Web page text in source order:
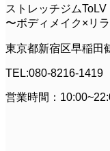
ストレッチジムToLV
〜ボディメイク×リ
東京都新宿区早稲田
TEL:080-8216-1419
営業時間：